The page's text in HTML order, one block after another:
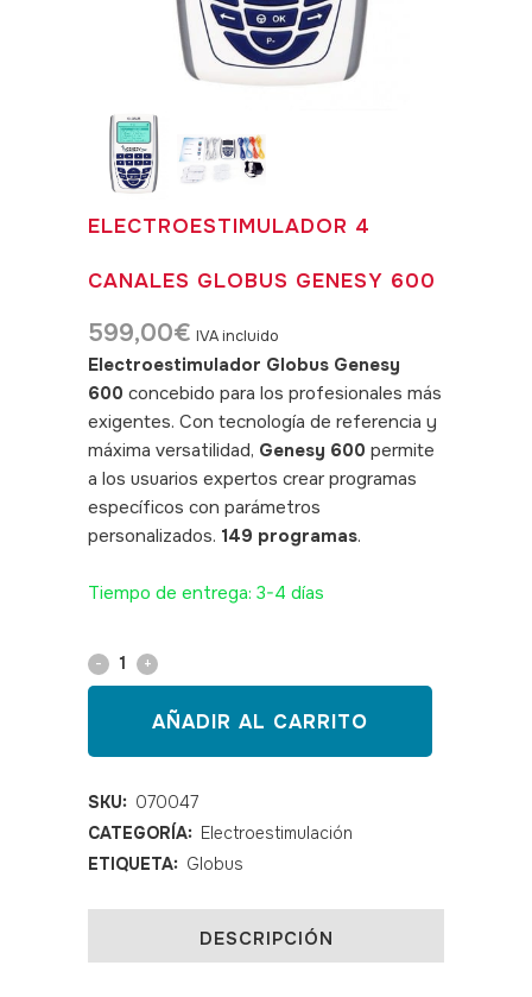
ELECTROESTIMULADOR 4
CANALES GLOBUS GENESY 600
599,00€ IVA incluido
Electroestimulador Globus Genesy
600 concebido para los profesionales más
exigentes. Con tecnología de referencia y
máxima versatilidad, Genesy 600 permite
a los usuarios expertos crear programas
específicos con parámetros
personalizados. 149 programas.
Tiempo de entrega: 3-4 días
Electroestimulador
canales
Globus
Genesy
AÑADIR AL CARRITO
SKU: 070047
CATEGORÍA: Electroestimulación
ETIQUETA: Globus
DESCRIPCIÓN